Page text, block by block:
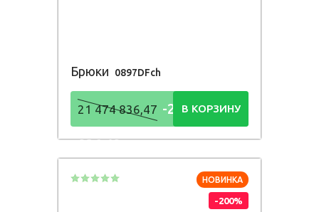
Брюки 0897DFch
21 474 836,47 -21 474
836,48Р
В КОРЗИНУ
НОВИНКА
-200%